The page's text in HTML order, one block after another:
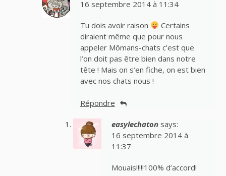
16 septembre 2014 à 11:34
Tu dois avoir raison
Certains
diraient même que pour nous
appeler Mômans-chats c’est que
l’on doit pas être bien dans notre
tête ! Mais on s’en fiche, on est bien
avec nos chats nous !
Répondre
easylechaton says:
16 septembre 2014 à
11:37
Mouais!!!!!100% d’accord!